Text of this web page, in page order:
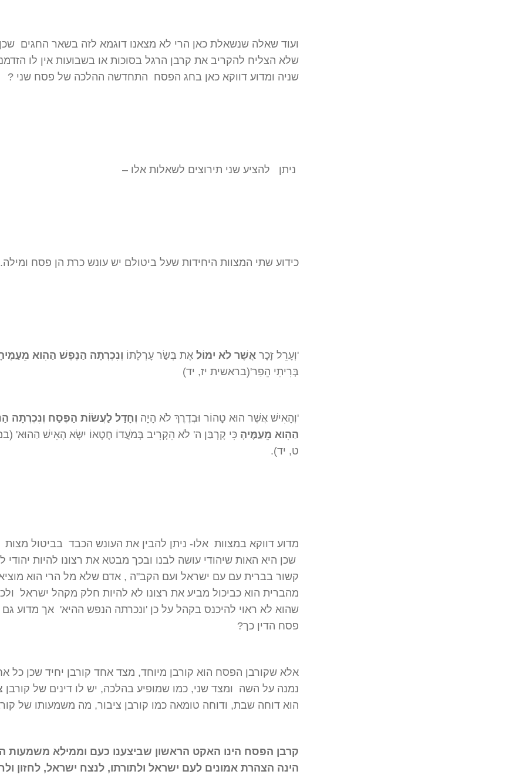
ועוד שאלה שנשאלת כאן הרי לא מצאנו דוגמא לזה בשאר החגים
שלא הצליח להקריב את קרבן הרגל בסוכות או בשבועות אין לו
שניה ומדוע דווקא כאן בחג הפסח התחדשה ההלכה של פסח שני ?
ניתן להציע שני תירוצים לשאלות אלו –
כידוע שתי המצוות היחידות שעל ביטולם יש עונש כרת הן פסח ומילה.
'וְעָרֵל זָכָר אֲשֶׁר לֹא יִמּוֹל אֶת בְּשַׂר עָרְלָתוֹ וְנִכְרְתָה הַנֶּפֶשׁ הַהִוא
בְּרִיתִי הֵפַר'(בראשית יז, יד)
'וְהָאִישׁ אֲשֶׁר הוּא טָהוֹר וּבְדֶרֶךְ לֹא הָיָה וְחָדַל לַעֲשׂוֹת הַפֶּסַח וְנִכְרְתָה
הַהִוא מֵעַמֶּיהָ כִּי קָרְבַּן ה' לֹא הִקְרִיב בְּמֹעֲדוֹ חֶטְאוֹ יִשָּׂא הָאִישׁ הַהוּא'
ט, יד).
מדוע דווקא במצוות אלו- ניתן להבין את העונש הכבד בביטול
שכן היא האות שיהודי עושה לבנו ובכך מבטא את רצונו להיות יהודי
קשור בברית עם עם ישראל ועם הקב"ה , אדם שלא מל הרי הוא
מהברית הוא כביכול מביע את רצונו לא להיות חלק מקהל ישראל
שהוא לא ראוי להיכנס בקהל על כן 'ונכרתה הנפש ההיא' אך מדוע גם
פסח הדין כך?
אלא שקורבן הפסח הוא קורבן מיוחד, מצד אחד קורבן יחיד שכן כל
נמנה על השה ומצד שני, כמו שמופיע בהלכה, יש לו דינים של קורבן
הוא דוחה שבת, ודוחה טומאה כמו קורבן ציבור, מה משמעותו של
קרבן הפסח הינו האקט הראשון שביצענו כעם וממילא משמעות
הינה הצהרת אמונים לעם ישראל ולתורתו, לנצח ישראל, לחזון